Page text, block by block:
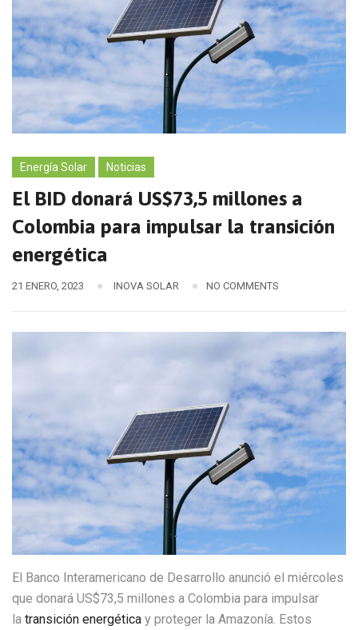
Energía Solar Noticias
El BID donará US$73,5 millones a
Colombia para impulsar la transición
energética
21 ENERO, 2023 INOVA SOLAR NO COMMENTS
El Banco Interamericano de Desarrollo anunció el miércoles
que donará US$73,5 millones a Colombia para impulsar
la transición energética y proteger la Amazonía. Estos